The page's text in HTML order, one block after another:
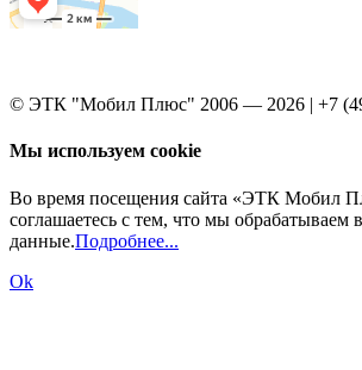
© ЭТК "Мобил Плюс" 2006 — 2026 | +7
Мы используем cookie
Во время посещения сайта «ЭТК Мобил
соглашаетесь с тем, что мы обрабатываем
данные.Подробнее...
Ok